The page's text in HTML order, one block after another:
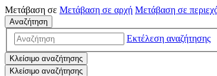
Μετάβαση σε Μετάβαση σε αρχή Μετάβαση σε
Αναζήτηση
Εκτέλεση αναζήτησης
Κλείσιμο αναζήτησης
Κλείσιμο αναζήτησης